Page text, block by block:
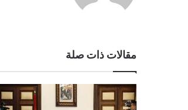
مقالات ذات صلة